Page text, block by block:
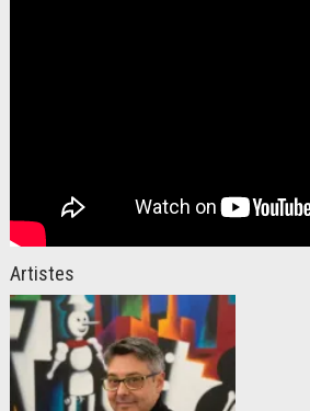
Artistes